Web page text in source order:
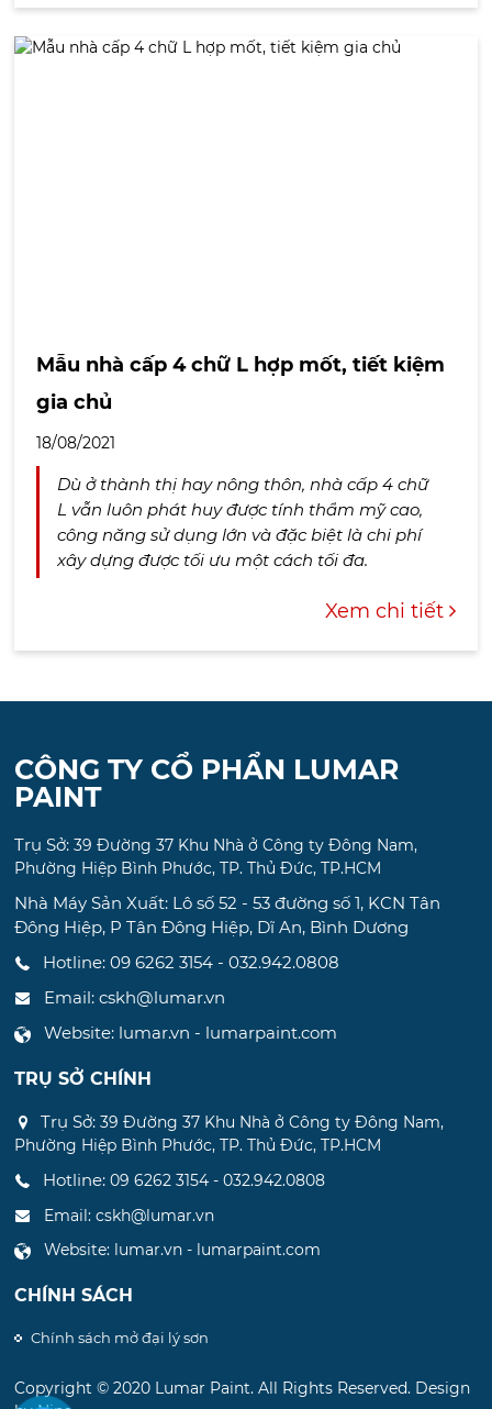
Mẫu nhà cấp 4 chữ L hợp mốt, tiết kiệm
gia chủ
18/08/2021
Dù ở thành thị hay nông thôn, nhà cấp 4 chữ
L vẫn luôn phát huy được tính thẩm mỹ cao,
công năng sử dụng lớn và đặc biệt là chi phí
xây dựng được tối ưu một cách tối đa.
Xem chi tiết
CÔNG TY CỔ PHẨN LUMAR
PAINT
Trụ Sở: 39 Đường 37 Khu Nhà ở Công ty Đông Nam,
Phường Hiệp Bình Phước, TP. Thủ Đức, TP.HCM
Nhà Máy Sản Xuất: Lô số 52 - 53 đường số 1, KCN Tân
Đông Hiệp, P Tân Đông Hiệp, Dĩ An, Bình Dương
Hotline: 09 6262 3154 - 032.942.0808
Email: cskh@lumar.vn
Website: lumar.vn - lumarpaint.com
CHÍNH SÁCH
Chính sách mở đại lý sơn
TRỤ SỞ CHÍNH
Trụ Sở: 39 Đường 37 Khu Nhà ở Công ty Đông Nam,
Phường Hiệp Bình Phước, TP. Thủ Đức, TP.HCM
Hotline: 09 6262 3154 - 032.942.0808
Email: cskh@lumar.vn
Website: lumar.vn - lumarpaint.com
Copyright © 2020 Lumar Paint. All Rights Reserved. Design